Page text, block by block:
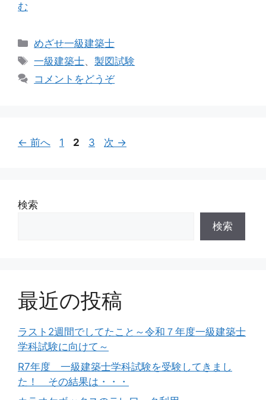
む
カ
リ
めざせ一級建築士
タ
グ
一級建築士、製図試験
コメントをどうぞ
投
ゲ
← 前へ
ペ
1
ペ
2
ペ
3 次 →
検索
検索
最近の投稿
ラスト2週間でしてたこと～令和７年度一級建築士
学科試験に向けて～
R7年度 一級建築士学科試験を受験してきまし
た！ その結果は・・・